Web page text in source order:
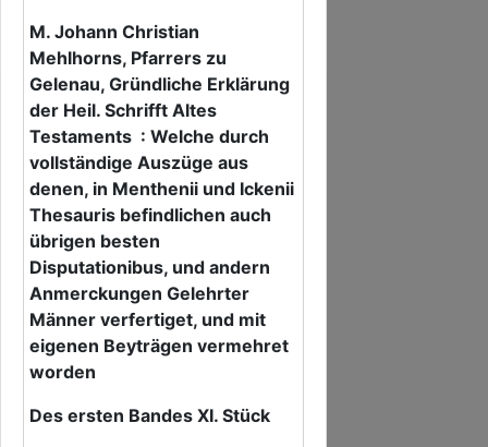
M. Johann Christian
Mehlhorns, Pfarrers zu
Gelenau, Gründliche Erklärung
der Heil. Schrifft Altes
Testaments : Welche durch
vollständige Auszüge aus
denen, in Menthenii und Ickenii
Thesauris befindlichen auch
übrigen besten
Disputationibus, und andern
Anmerckungen Gelehrter
Männer verfertiget, und mit
eigenen Beyträgen vermehret
worden
Des ersten Bandes XI. Stück